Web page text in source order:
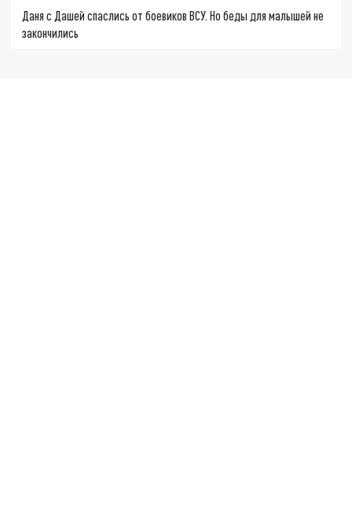
Даня с Дашей спаслись от боевиков ВСУ. Но беды для малышей не
закончились